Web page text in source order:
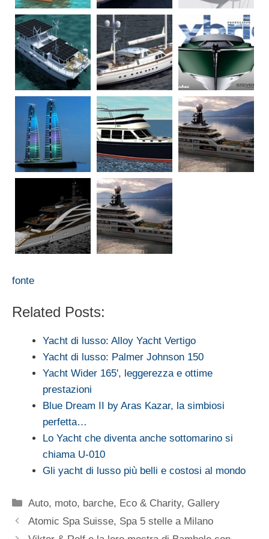
fonte
Related Posts:
Yacht di lusso: Alloy Yacht Vertigo
Yacht di lusso: Palmer Johnson 150
Yacht Wider 165', leggerezza e ottime
prestazioni
Blue Dream II by Aras Kazar, la simbiosi
perfetta…
Lo Yacht che diventa anche sottomarino si
chiama U-010
Gli yacht di lusso più belli e costosi al mondo
Categorie
Auto, moto, barche, Eco & Charity, Gallery
Atomic Spa Suisse, Spa 5 stelle a Milano